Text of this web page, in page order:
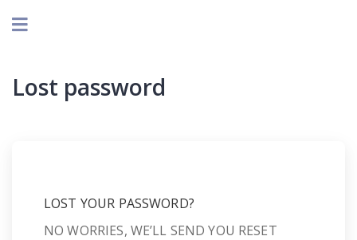
Lost password
LOST YOUR PASSWORD?
NO WORRIES, WE’LL SEND YOU RESET